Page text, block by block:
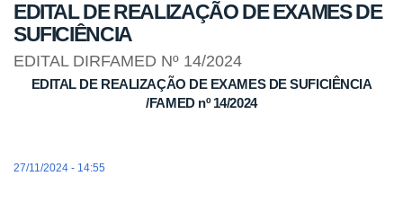
EDITAL DE REALIZAÇÃO DE EXAMES DE
SUFICIÊNCIA
EDITAL DIRFAMED Nº 14/2024
EDITAL DE REALIZAÇÃO DE EXAMES DE SUFICIÊNCIA
/FAMED nº 14/2024
27/11/2024 - 14:55